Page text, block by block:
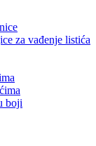
za vađenje listića
boji